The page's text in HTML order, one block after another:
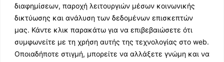
διαφημίσεων, παροχή λειτουργιών μέσων κοινωνικής
δικτύωσης και ανάλυση των δεδομένων επισκεπτών
μας. Κάντε κλικ παρακάτω για να επιβεβαιώσετε ότι
συμφωνείτε με τη χρήση αυτής της τεχνολογίας στο web.
Οποιαδήποτε στιγμή, μπορείτε να αλλάξετε γνώμη και να
ΕΛΛΗΝΙΚΗ ΜΟΥΣΙΚΗ
TV SHOWS
EVENTS
ΘΕΑΤΡΟ